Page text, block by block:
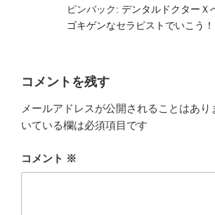
ピンバック: デンタルドクターＸ
ゴキゲンなセラピストでいこう！
コメントを残す
メールアドレスが公開されることはあり
いている欄は必須項目です
コメント ※